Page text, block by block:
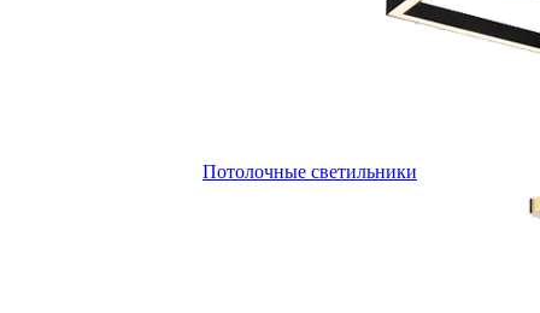
Потолочные светильники